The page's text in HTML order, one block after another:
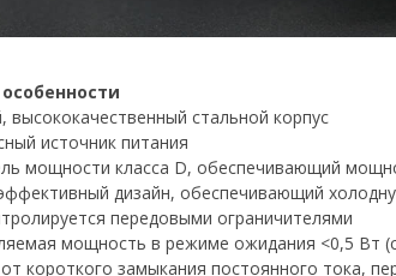
высококачественный стальной корпус
источник питания
мощности класса D, обеспечивающий
дизайн, обеспечивающий
передовыми ограничителями
мощность в режиме ожидания <0,5 Вт
короткого замыкания постоянного тока,